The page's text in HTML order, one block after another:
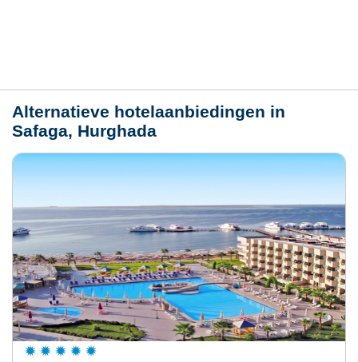
Alternatieve hotelaanbiedingen in
Safaga, Hurghada